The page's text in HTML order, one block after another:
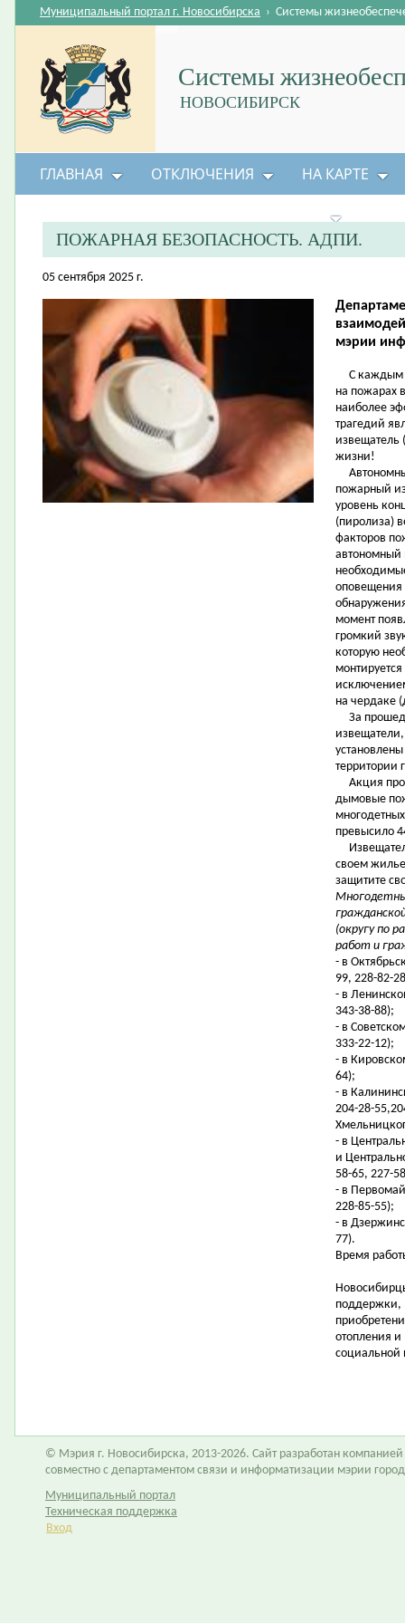
Системы
НОВОСИБИРСК
Муниципальный портал г. Новосибирска › Системы
ГЛАВНАЯ ОТКЛЮЧЕНИЯ НА КАРТЕ
ПОЖАРНАЯ БЕЗОПАСНОСТЬ. АДПИ.
05 сентября 2025 г.
мэрии
С каждым
на пожарах
наиболее
трагедий
извещатель
жизни!
пожарный
уровень
(пиролиза)
факторов
автономный
оповещения
момент
громкий
которую
на чердаке
За
территории
Акция
дымовые
превысило
своем
защитите
(округу по
работ и
- в
99, 228-82-
- в
343-38-88);
- в
333-22-12);
- в
64);
- в
204-28-
- в
и
58-65, 227-
- в
228-85-55);
- в
77).
Время
поддержки,
отопления и
социальной
© Мэрия г. Новосибирска, 2013-2026. Сайт разработан компанией
совместно с департаментом связи и информатизации мэрии
Муниципальный портал
Техническая поддержка
Вход